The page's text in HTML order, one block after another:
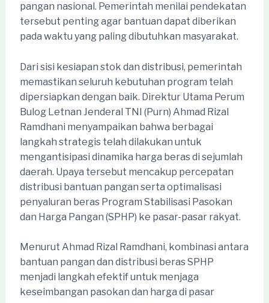
pangan nasional. Pemerintah menilai pendekatan
tersebut penting agar bantuan dapat diberikan
pada waktu yang paling dibutuhkan masyarakat.
Dari sisi kesiapan stok dan distribusi, pemerintah
memastikan seluruh kebutuhan program telah
dipersiapkan dengan baik. Direktur Utama Perum
Bulog Letnan Jenderal TNI (Purn) Ahmad Rizal
Ramdhani menyampaikan bahwa berbagai
langkah strategis telah dilakukan untuk
mengantisipasi dinamika harga beras di sejumlah
daerah. Upaya tersebut mencakup percepatan
distribusi bantuan pangan serta optimalisasi
penyaluran beras Program Stabilisasi Pasokan
dan Harga Pangan (SPHP) ke pasar-pasar rakyat.
Menurut Ahmad Rizal Ramdhani, kombinasi antara
bantuan pangan dan distribusi beras SPHP
menjadi langkah efektif untuk menjaga
keseimbangan pasokan dan harga di pasar